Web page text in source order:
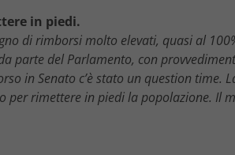
in piedi.
di rimborsi molto elevati, quasi al
parte del Parlamento, con
in Senato c’è stato un question time.
per rimettere in piedi la popolazione. Il